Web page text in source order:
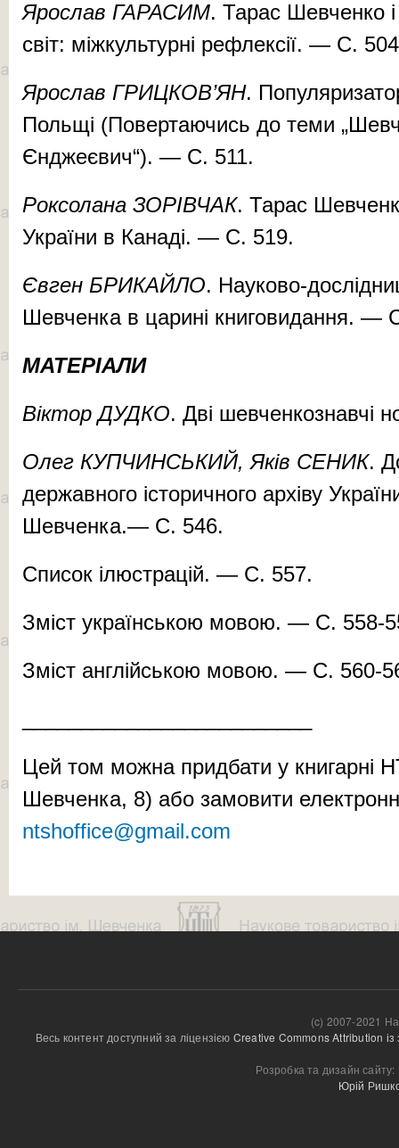
Ярослав ГАРАСИМ. Тарас Шевченко і
світ: міжкультурні рефлексії. — С.
Ярослав ГРИЦКОВ’ЯН.
Польщі (Повертаючись до теми
Єнджеєвич“). — С. 511.
Роксолана ЗОРІВЧАК. Тарас
України в Канаді. — С. 519.
Євген БРИКАЙЛО. Науково-
Шевченка в царині книговидання. —
МАТЕРІАЛИ
Віктор ДУДКО. Дві шевченкознавчі
Олег КУПЧИНСЬКИЙ, Яків СЕНИК.
державного історичного архіву
Шевченка.— С. 546.
Список ілюстрацій. — С. 557.
Зміст українською мовою. — С. 558-
Зміст англійською мовою. — С. 560-
Цей том можна придбати у книгарні
Шевченка, 8) або замовити
ntshoffice@gmail.com
(c) 2007-2021
Весь контент доступний за ліцензією Creative Commons Attribution
Розробка та дизайн сайту:
Юрій